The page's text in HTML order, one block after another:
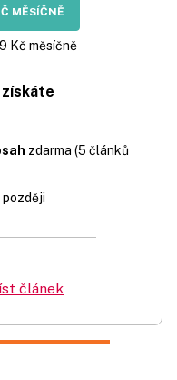
MĚSÍČNĚ
Kč měsíčně
zdarma (5 článků
později
článek